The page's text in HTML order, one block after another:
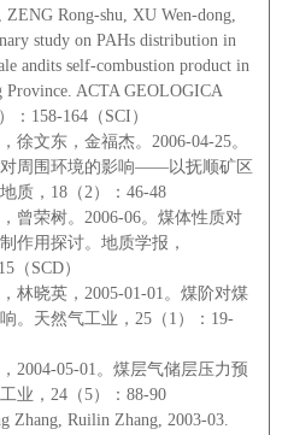
Rong-shu, XU Wen-dong,
study on PAHs distribution in
andits self-combustion product in
Province. ACTA GEOLOGICA
：158-164（SCI）
徐文东，金福杰。 2006-04-25。
周围环境的影响——以抚顺矿区
质，18（2）：46-48
曾荣树。2006-06。煤体性质对
作用探讨。地质学报，
（SCD）
林晓英，2005-01-01。煤阶对煤
。天然气工业，25（1）：19-
2004-05-01。煤层气储层压力预
业，24（5）：88-90
Zhang, Ruilin Zhang, 2003-03.